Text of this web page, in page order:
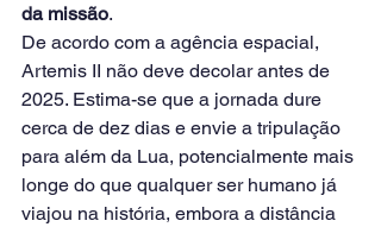
da missão.
De acordo com a agência espacial,
Artemis II não deve decolar antes de
2025. Estima-se que a jornada dure
cerca de dez dias e envie a tripulação
para além da Lua, potencialmente mais
longe do que qualquer ser humano já
viajou na história, embora a distância